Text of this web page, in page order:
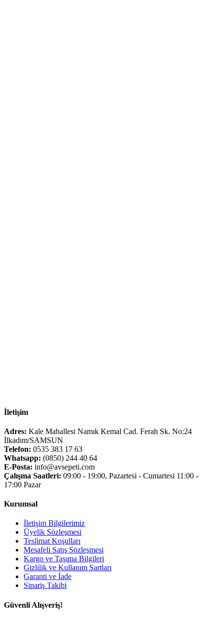
İletişim
Adres: Kale Mahallesi Namık Kemal Cad. Ferah Sk. No:24
İlkadım/SAMSUN
Telefon: 0535 383 17 63
Whatsapp: (0850) 244 40 64
E-Posta: info@avsepeti.com
Çalışma Saatleri: 09:00 - 19:00, Pazartesi - Cumartesi 11:00 -
17:00 Pazar
Kurumsal
İletişim Bilgilerimiz
Üyelik Sözleşmesi
Teslimat Koşulları
Mesafeli Satış Sözleşmesi
Kargo ve Taşıma Bilgileri
Gizlilik ve Kullanım Şartları
Garanti ve İade
Sipariş Takibi
Güvenli Alışveriş!